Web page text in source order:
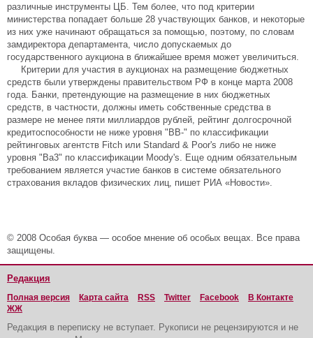
различные инструменты ЦБ. Тем более, что под критерии
министерства попадает больше 28 участвующих банков, и некоторые
из них уже начинают обращаться за помощью, поэтому, по словам
замдиректора департамента, число допускаемых до
государственного аукциона в ближайшее время может увеличиться.
Критерии для участия в аукционах на размещение бюджетных
средств были утверждены правительством РФ в конце марта 2008
года. Банки, претендующие на размещение в них бюджетных
средств, в частности, должны иметь собственные средства в
размере не менее пяти миллиардов рублей, рейтинг долгосрочной
кредитоспособности не ниже уровня "ВВ-" по классификации
рейтинговых агентств Fitch или Standard & Poor's либо не ниже
уровня "Ва3" по классификации Moody's. Еще одним обязательным
требованием является участие банков в системе обязательного
страхования вкладов физических лиц, пишет РИА «Новости».
© 2008 Особая буква — особое мнение об особых вещах. Все права
защищены.
Редакция
Полная версия Карта сайта RSS Twitter Facebook
В Контакте
ЖЖ
Редакция в переписку не вступает. Рукописи не рецензируются и не